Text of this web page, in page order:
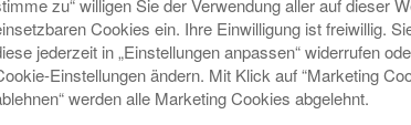
veröffentlicht. Erforderliche Felder sind mit*
Cookies ein. Ihre Einwilligung ist freiwillig.
jederzeit in „Einstellungen anpassen“ widerrufen
Einstellungen ändern. Mit Klick auf “Marketing
werden alle Marketing Cookies abgelehnt.